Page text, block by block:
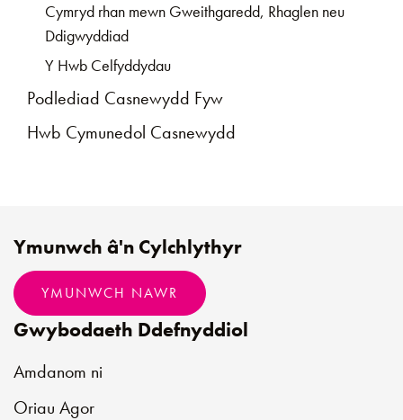
Cymryd rhan mewn Gweithgaredd, Rhaglen neu
Ddigwyddiad
Y Hwb Celfyddydau
Podlediad Casnewydd Fyw
Hwb Cymunedol Casnewydd
Gwybodaeth Ddefnyddiol
Amdanom ni
Oriau Agor
Ymunwch â'n Cylchlythyr
YMUNWCH NAWR